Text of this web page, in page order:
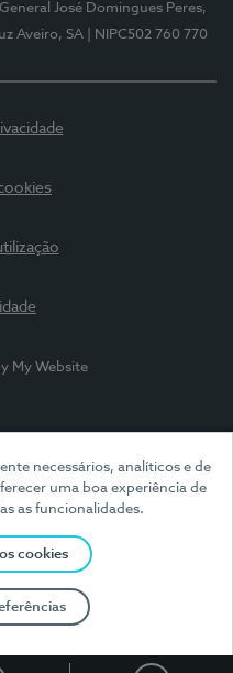
necessários, analíticos e de
uma boa experiência de
as funcionalidades.
cookies
General José Domingues Peres,
Aveiro, SA | NIPC502 760 770
My Website